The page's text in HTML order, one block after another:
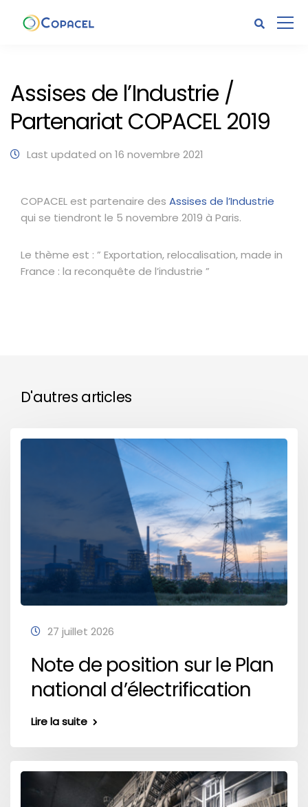
Assises de l’Industrie /
Partenariat COPACEL 2019
Last updated on 16 novembre 2021
COPACEL est partenaire des Assises de l’Industrie
qui se tiendront le 5 novembre 2019 à Paris.
Le thème est : ” Exportation, relocalisation, made in
France : la reconquête de l’industrie ”
D'autres articles
27 juillet 2026
Note de position sur le Plan
national d’électrification
Lire la suite